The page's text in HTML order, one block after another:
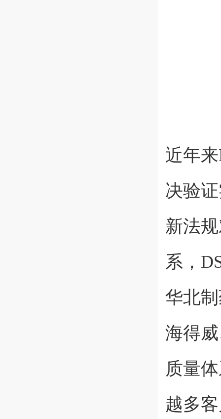
近年
决验
新法
系，
华北
海得
质量
越多